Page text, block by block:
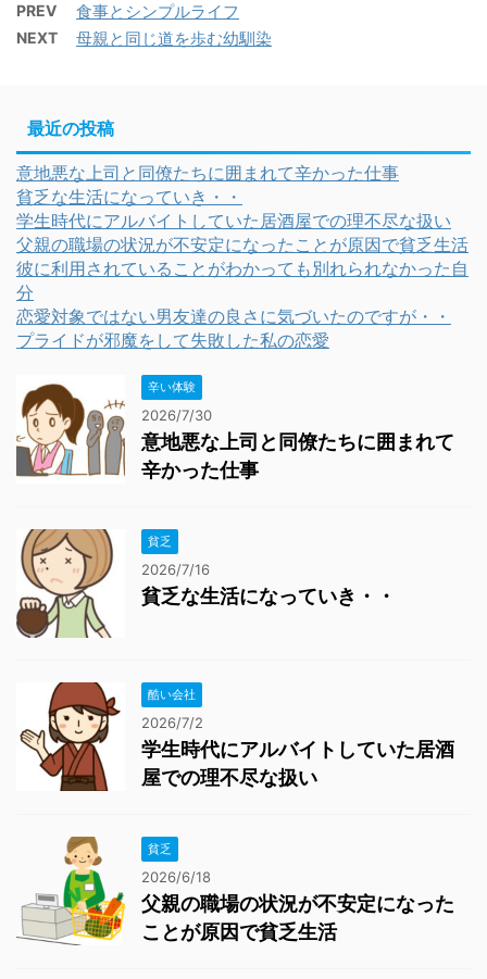
PREV 食事とシンプルライフ
NEXT 母親と同じ道を歩む幼馴染
最近の投稿
意地悪な上司と同僚たちに囲まれて辛かった仕事
貧乏な生活になっていき・・
学生時代にアルバイトしていた居酒屋での理不尽な扱い
父親の職場の状況が不安定になったことが原因で貧乏生活
彼に利用されていることがわかっても別れられなかった自
分
恋愛対象ではない男友達の良さに気づいたのですが・・
プライドが邪魔をして失敗した私の恋愛
辛い体験
2026/7/30
意地悪な上司と同僚たちに囲まれて
辛かった仕事
貧乏
2026/7/16
貧乏な生活になっていき・・
酷い会社
2026/7/2
学生時代にアルバイトしていた居酒
屋での理不尽な扱い
貧乏
2026/6/18
父親の職場の状況が不安定になった
ことが原因で貧乏生活